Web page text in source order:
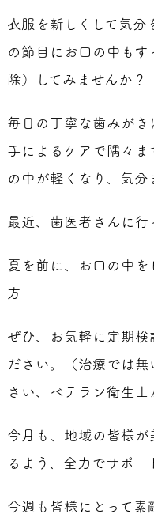
衣服を新しくして気分
の節目にお口の中も
除）してみませんか？
毎日の丁寧な歯みがき
手によるケアで隅々ま
の中が軽くなり、気分
最近、歯医者さんに行
夏を前に、お口の中
方
ぜひ、お気軽に定期検
ださい。（治療では
さい、ベテラン衛生士
今月も、地域の皆様が
るよう、全力でサポー
今週も皆様にとって素